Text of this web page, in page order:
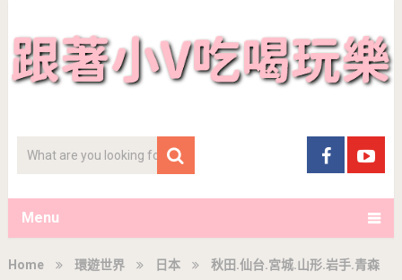
Menu
Home 環遊世界 日本 秋田.仙台.宮城.山形.岩手.青森